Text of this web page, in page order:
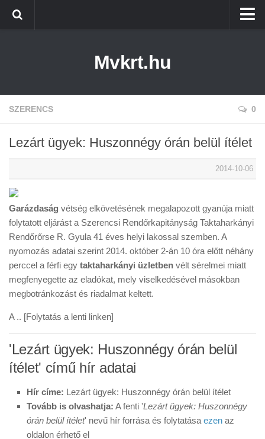
Tiszaújváros
Kazincbarcika
Életmód
Mvkrt.hu
SZERENCS 0
Lezárt ügyek: Huszonnégy órán belül ítélet
2014-10-06
Garázdaság vétség elkövetésének megalapozott gyanúja miatt
folytatott eljárást a Szerencsi Rendőrkapitányság Taktaharkányi
Rendőrőrse R. Gyula 41 éves helyi lakossal szemben. A
nyomozás adatai szerint 2014. október 2-án 10 óra előtt néhány
perccel a férfi egy taktaharkányi üzletben vélt sérelmei miatt
megfenyegette az eladókat, mely viselkedésével másokban
megbotránkozást és riadalmat keltett.
A .. [Folytatás a lenti linken]
'Lezárt ügyek: Huszonnégy órán belül
ítélet' című hír adatai
Hír címe: Lezárt ügyek: Huszonnégy órán belül ítélet
Tovább is olvashatja: A fenti 'Lezárt ügyek: Huszonnégy
órán belül ítélet' nevű hír forrása és folytatása ezen az
oldalon érhető el